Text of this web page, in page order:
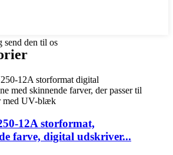
send den til os
12A storformat,
farve, digital udskriver...